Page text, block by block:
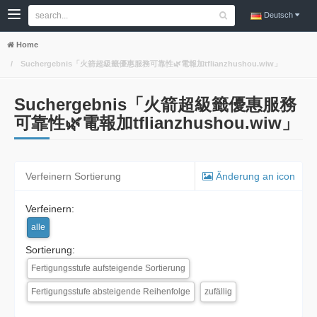
Deutsch
Home
Suchergebnis「火箭超級籤優惠服務可靠性🌿電報加tflianzhushou.wiw」
Suchergebnis「火箭超級籤優惠服務
可靠性🌿電報加tflianzhushou.wiw」
Verfeinern Sortierung Änderung an icon
Verfeinern:
alle
Sortierung:
Fertigungsstufe aufsteigende Sortierung
Fertigungsstufe absteigende Reihenfolge zufällig